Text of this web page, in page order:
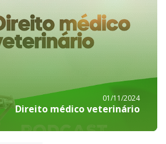
01/11/2024
Direito médico veterinário